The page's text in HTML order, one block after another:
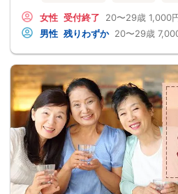
女性 受付終了 20〜29歳 1,000
男性 残りわずか 20〜29歳